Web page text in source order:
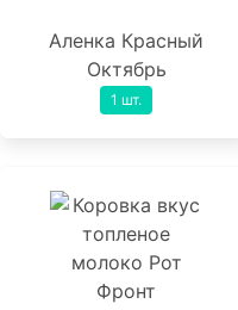
Аленка Красный
Октябрь
1 шт.